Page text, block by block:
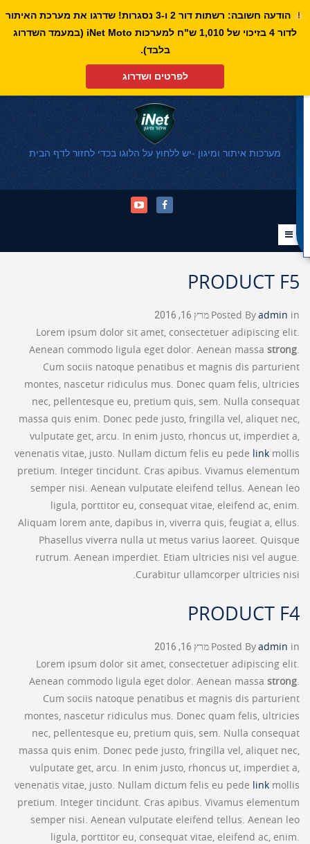
הודעה חשובה: רשתות דור 2 ו-3 נסגרות! שדרגו את מערכת האיתור
לדור 4 בזיכוי של 1,010 ש"ח למערכות iNet Moto (במעמד השדרוג
בלבד).
לפרטים ושדרוג
מערכות איתור ומיגון -יש ללחוץ על הלוגו בכדי לחזור לדף הבית
PRODUCT F5
Posted Byadmin in מרץ 16, 2016
Lorem ipsum dolor sit amet, consectetuer adipiscing elit.
Aenean commodo ligula eget dolor. Aenean massa strong.
Cum sociis natoque penatibus et magnis dis parturient
montes, nascetur ridiculus mus. Donec quam felis, ultricies
nec, pellentesque eu, pretium quis, sem. Nulla consequat
massa quis enim. Donec pede justo, fringilla vel, aliquet nec,
vulputate get, arcu. In enim justo, rhoncus ut, imperdiet a,
venenatis vitae, justo. Nullam dictum felis eu pede link mollis
pretium. Integer tincidunt. Cras apibus. Vivamus elementum
semper nisi. Aenean vulputate eleifend tellus. Aenean leo
ligula, porttitor eu, consequat vitae, eleifend ac, enim.
Aliquam lorem ante, dapibus in, viverra quis, feugiat a, ellus.
Phasellus viverra nulla ut metus varius laoreet. Quisque
rutrum. Aenean imperdiet. Etiam ultricies nisi vel augue.
Curabitur ullamcorper ultricies nisi.
PRODUCT F4
Posted Byadmin in מרץ 16, 2016
Lorem ipsum dolor sit amet, consectetuer adipiscing elit.
Aenean commodo ligula eget dolor. Aenean massa strong.
Cum sociis natoque penatibus et magnis dis parturient
montes, nascetur ridiculus mus. Donec quam felis, ultricies
nec, pellentesque eu, pretium quis, sem. Nulla consequat
massa quis enim. Donec pede justo, fringilla vel, aliquet nec,
vulputate get, arcu. In enim justo, rhoncus ut, imperdiet a,
venenatis vitae, justo. Nullam dictum felis eu pede link mollis
pretium. Integer tincidunt. Cras apibus. Vivamus elementum
semper nisi. Aenean vulputate eleifend tellus. Aenean leo
ligula, porttitor eu, consequat vitae, eleifend ac, enim.